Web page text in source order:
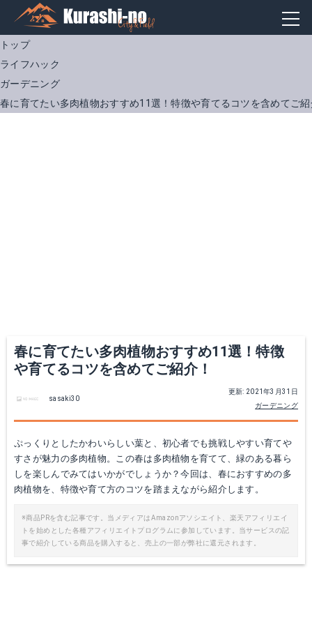
トップ
ライフハック
ガーデニング
春に育てたい多肉植物おすすめ11選！特徴や育てるコツを含めてご
春に育てたい多肉植物おすすめ11選！特徴
や育てるコツを含めてご紹介！
更新: 2021年3月31日
ガーデニング
sasaki30
ぷっくりとしたかわいらしい葉と、初心者でも挑戦しやすい育てや
すさが魅力の多肉植物。この春は多肉植物を育てて、緑のある暮ら
しを楽しんでみてはいかがでしょうか？今回は、春におすすめの多
肉植物を、特徴や育て方のコツを踏まえながら紹介します。
※商品PRを含む記事です。当メディアはAmazonアソシエイト、楽天アフィリエイ
トを始めとした各種アフィリエイトプログラムに参加しています。当サービスの記
事で紹介している商品を購入すると、売上の一部が弊社に還元されます。
＜当店農園直送＞多肉植物 乙女心
楽天で詳細を見る
Amazonで詳細を見る
楽天で詳細を見る